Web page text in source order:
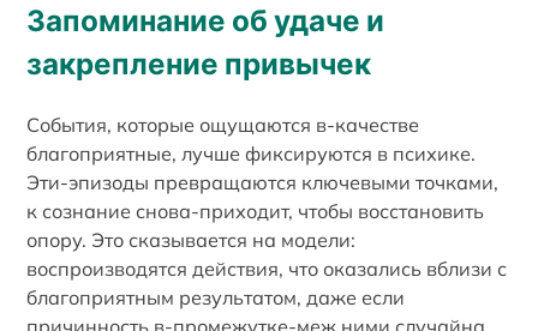
Запоминание об удаче и
закрепление привычек
События, которые ощущаются в-качестве
благоприятные, лучше фиксируются в психике.
Эти-эпизоды превращаются ключевыми точками,
к сознание снова-приходит, чтобы восстановить
опору. Это сказывается на модели:
воспроизводятся действия, что оказались вблизи с
благоприятным результатом, даже если
причинность в-промежутке-меж ними случайна.